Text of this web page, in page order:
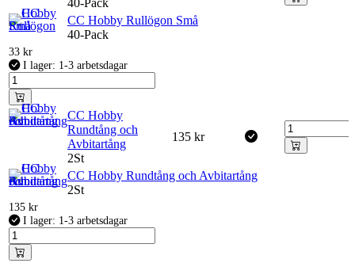
40-Pack
CC Hobby Rullögon Små
40-Pack
33 kr
I lager: 1-3 arbetsdagar
CC Hobby
Rundtång och
Avbitartång
2St
135 kr
CC Hobby Rundtång och Avbitartång
2St
135 kr
I lager: 1-3 arbetsdagar